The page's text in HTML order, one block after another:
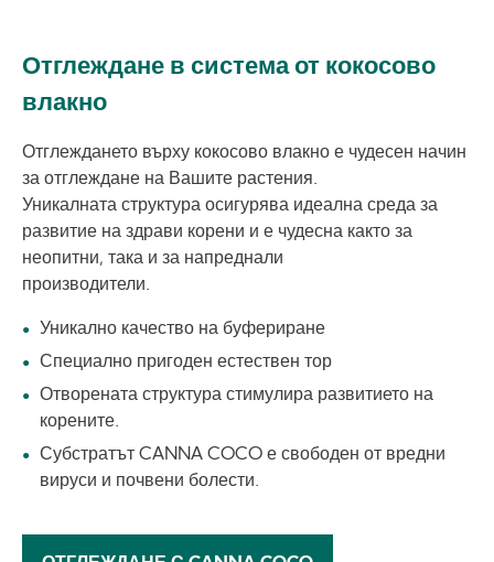
Отглеждане в система от кокосово
влакно
Отглеждането върху кокосово влакно е чудесен начин
за отглеждане на Вашите растения.
Уникалната структура осигурява идеална среда за
развитие на здрави корени и е чудесна както за
неопитни, така и за напреднали
производители.
Уникално качество на буфериране
Специално пригоден естествен тор
Отворената структура стимулира развитието на
корените.
Субстратът CANNA COCO е свободен от вредни
вируси и почвени болести.